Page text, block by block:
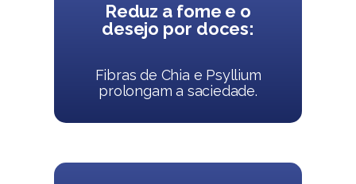
Reduz a fome e o
desejo por doces:
Fibras de Chia e Psyllium
prolongam a saciedade.